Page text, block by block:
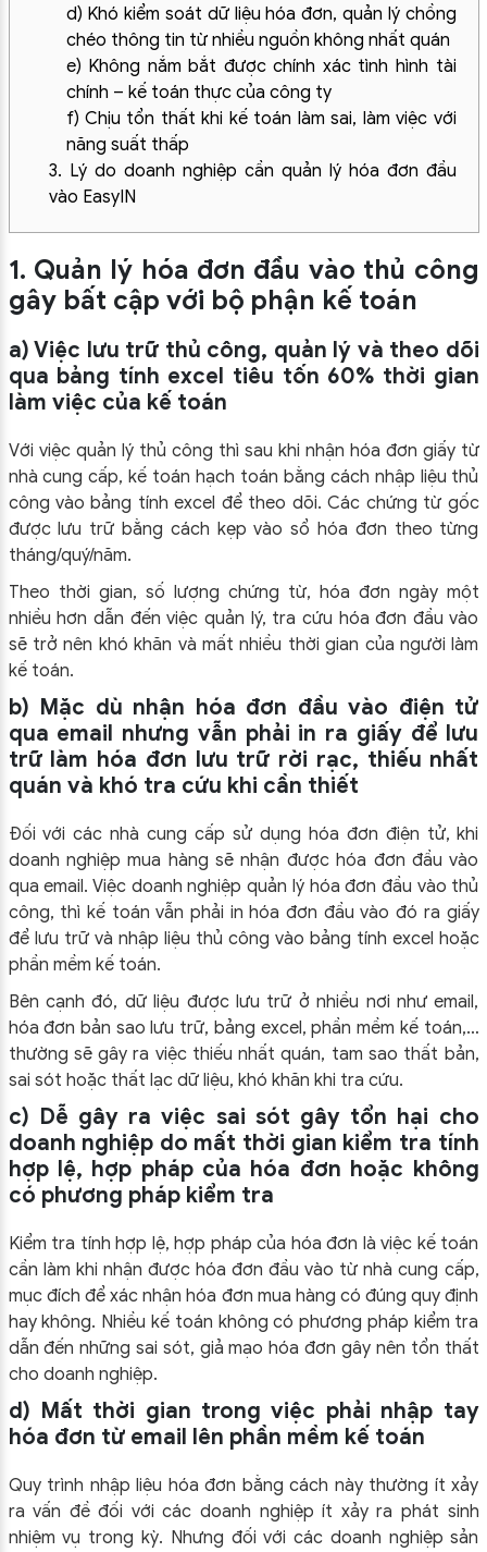
d) Khó kiểm soát dữ liệu hóa đơn, quản lý chồng
chéo thông tin từ nhiều nguồn không nhất quán
e) Không nắm bắt được chính xác tình hình tài
chính – kế toán thực của công ty
f) Chịu tổn thất khi kế toán làm sai, làm việc với
năng suất thấp
3. Lý do doanh nghiệp cần quản lý hóa đơn đầu
vào EasyIN
1. Quản lý hóa đơn đầu vào thủ công
gây bất cập với bộ phận kế toán
a) Việc lưu trữ thủ công, quản lý và theo dõi
qua bảng tính excel tiêu tốn 60% thời gian
làm việc của kế toán
Với việc quản lý thủ công thì sau khi nhận hóa đơn giấy từ
nhà cung cấp, kế toán hạch toán bằng cách nhập liệu thủ
công vào bảng tính excel để theo dõi. Các chứng từ gốc
được lưu trữ bằng cách kẹp vào sổ hóa đơn theo từng
tháng/quý/năm.
Theo thời gian, số lượng chứng từ, hóa đơn ngày một
nhiều hơn dẫn đến việc quản lý, tra cứu hóa đơn đầu vào
sẽ trở nên khó khăn và mất nhiều thời gian của người làm
kế toán.
b) Mặc dù nhận hóa đơn đầu vào điện tử
qua email nhưng vẫn phải in ra giấy để lưu
trữ làm hóa đơn lưu trữ rời rạc, thiếu nhất
quán và khó tra cứu khi cần thiết
Đối với các nhà cung cấp sử dụng hóa đơn điện tử, khi
doanh nghiệp mua hàng sẽ nhận được hóa đơn đầu vào
qua email. Việc doanh nghiệp quản lý hóa đơn đầu vào thủ
công, thì kế toán vẫn phải in hóa đơn đầu vào đó ra giấy
để lưu trữ và nhập liệu thủ công vào bảng tính excel hoặc
phần mềm kế toán.
Bên cạnh đó, dữ liệu được lưu trữ ở nhiều nơi như email,
hóa đơn bản sao lưu trữ, bảng excel, phần mềm kế toán,…
thường sẽ gây ra việc thiếu nhất quán, tam sao thất bản,
sai sót hoặc thất lạc dữ liệu, khó khăn khi tra cứu.
c) Dễ gây ra việc sai sót gây tổn hại cho
doanh nghiệp do mất thời gian kiểm tra tính
hợp lệ, hợp pháp của hóa đơn hoặc không
có phương pháp kiểm tra
Kiểm tra tính hợp lệ, hợp pháp của hóa đơn là việc kế toán
cần làm khi nhận được hóa đơn đầu vào từ nhà cung cấp,
mục đích để xác nhận hóa đơn mua hàng có đúng quy định
hay không. Nhiều kế toán không có phương pháp kiểm tra
dẫn đến những sai sót, giả mạo hóa đơn gây nên tổn thất
cho doanh nghiệp.
d) Mất thời gian trong việc phải nhập tay
hóa đơn từ email lên phần mềm kế toán
Quy trình nhập liệu hóa đơn bằng cách này thường ít xảy
ra vấn đề đối với các doanh nghiệp ít xảy ra phát sinh
nhiệm vụ trong kỳ. Nhưng đối với các doanh nghiệp sản